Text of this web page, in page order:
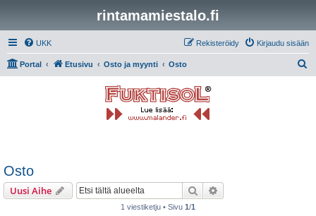
rintamamiestalo.fi
UKK Kirjaudu sisään
Rekisteröidy
Portal Etusivu Osto ja myynti Osto
Osto
Uusi Aihe Etsi
1 viestiketju • Sivu 1/1